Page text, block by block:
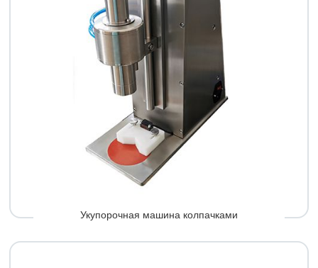
Укупорочная машина колпачками